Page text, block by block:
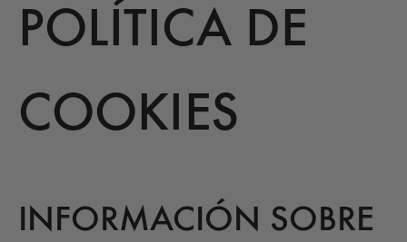
POLÍTICA DE
COOKIES
INFORMACIÓN SOBRE